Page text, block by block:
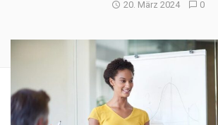
20. März 2024 0